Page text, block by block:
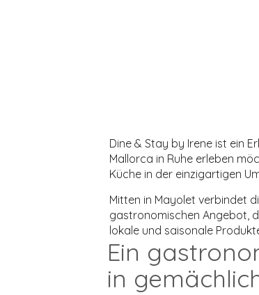
Dine & Stay by Irene ist ein
Mallorca in Ruhe erleben
Küche in der einzigartigen
Mitten in Mayolet verbindet
gastronomischen Angebot,
lokale und saisonale
Ein
in